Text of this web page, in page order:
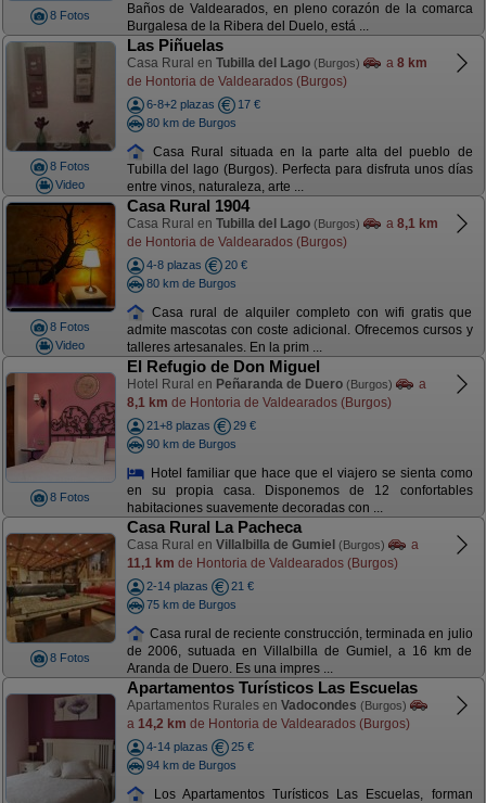
8 Fotos
Baños de Valdearados, en pleno corazón de la comarca
Burgalesa de la Ribera del Duelo, está ...
8 Fotos
Video
Las Piñuelas
Casa Rural en Tubilla del Lago (Burgos) a 8 km
de Hontoria de Valdearados (Burgos)
6-8+2 plazas
17 €
80 km de Burgos
Casa Rural situada en la parte alta del pueblo de
Tubilla del lago (Burgos). Perfecta para disfruta unos días
entre vinos, naturaleza, arte ...
8 Fotos
Video
Casa Rural 1904
Casa Rural en Tubilla del Lago (Burgos) a 8,1 km
de Hontoria de Valdearados (Burgos)
4-8 plazas
20 €
80 km de Burgos
Casa rural de alquiler completo con wifi gratis que
admite mascotas con coste adicional. Ofrecemos cursos y
talleres artesanales. En la prim ...
8 Fotos
El Refugio de Don Miguel
Hotel Rural en Peñaranda de Duero (Burgos)
a
8,1 km de Hontoria de Valdearados (Burgos)
21+8 plazas
29 €
90 km de Burgos
Hotel familiar que hace que el viajero se sienta como
en su propia casa. Disponemos de 12 confortables
habitaciones suavemente decoradas con ...
8 Fotos
Casa Rural La Pacheca
Casa Rural en Villalbilla de Gumiel (Burgos)
a
11,1 km de Hontoria de Valdearados (Burgos)
2-14 plazas
21 €
75 km de Burgos
Casa rural de reciente construcción, terminada en julio
de 2006, sutuada en Villalbilla de Gumiel, a 16 km de
Aranda de Duero. Es una impres ...
Apartamentos Turísticos Las Escuelas
Apartamentos Rurales en Vadocondes (Burgos)
a 14,2 km de Hontoria de Valdearados (Burgos)
4-14 plazas
25 €
94 km de Burgos
Los Apartamentos Turísticos Las Escuelas, forman